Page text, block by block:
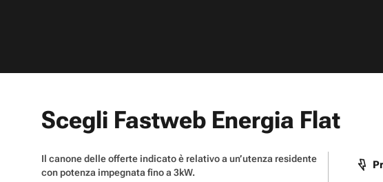
Scegli Fastweb Energia Flat
Il canone delle offerte indicato è relativo a un’utenza residente
con potenza impegnata fino a 3kW.